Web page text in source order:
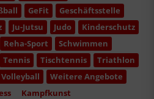
GeFit
Geschäftsstelle
Ju-Jutsu Judo
Kinderschutz
Reha-Sport
Schwimmen
Tennis Tischtennis
Triathlon
Volleyball
Weitere Angebote
Kampfkunst